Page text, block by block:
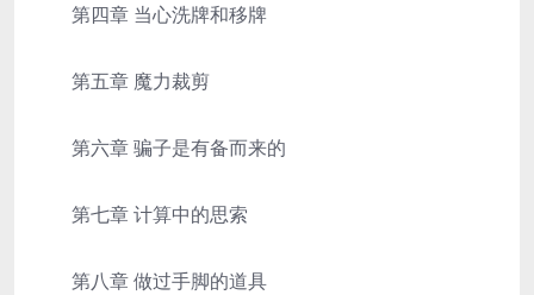
第四章 当心洗牌和移牌
第五章 魔力裁剪
第六章 骗子是有备而来的
第七章 计算中的思索
第八章 做过手脚的道具